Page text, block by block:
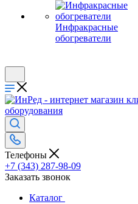
Инфракрасные
обогреватели
Телефоны
+7 (343) 287-98-09
Заказать звонок
Каталог